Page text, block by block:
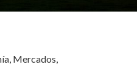
, Mercados,